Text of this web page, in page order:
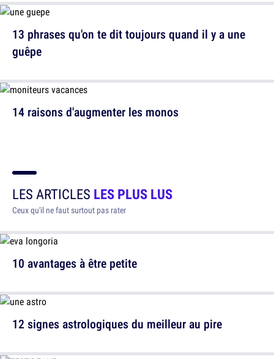
13 phrases qu'on te dit toujours quand il y a une
guêpe
14 raisons d'augmenter les monos
LES ARTICLES LES PLUS LUS
Ceux qu'il ne faut surtout pas rater
10 avantages à être petite
12 signes astrologiques du meilleur au pire